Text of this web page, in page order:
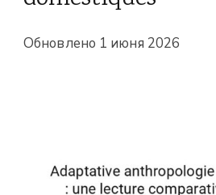
Обновлено 1 июня 2026